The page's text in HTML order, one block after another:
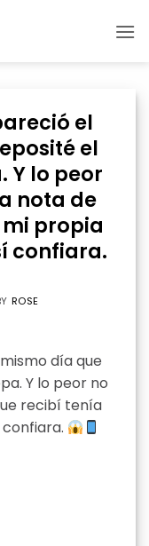
el
el
Y lo peor
nota de
propia
confiara.
ROSE
día que
Y lo peor no
recibí tenía